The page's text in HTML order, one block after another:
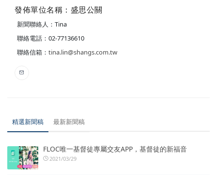
發佈單位名稱：盛思公關
新聞聯絡人：Tina
聯絡電話：02-77136610
聯絡信箱： tina.lin@shangs.com.tw
精選新聞稿 最新新聞稿
FLOC唯一基督徒專屬交友APP，基督徒的新福音
2021/03/29